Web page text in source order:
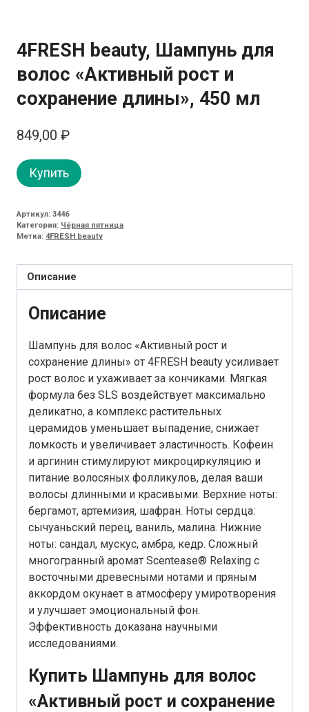
4FRESH beauty, Шампунь для
волос «Активный рост и
сохранение длины», 450 мл
849,00 ₽
Купить
Артикул: 3446
Категория: Чёрная пятница
Метка: 4FRESH beauty
Описание
Описание
Шампунь для волос «Активный рост и
сохранение длины» от 4FRESH beauty усиливает
рост волос и ухаживает за кончиками. Мягкая
формула без SLS воздействует максимально
деликатно, а комплекс растительных
церамидов уменьшает выпадение, снижает
ломкость и увеличивает эластичность. Кофеин
и аргинин стимулируют микроциркуляцию и
питание волосяных фолликулов, делая ваши
волосы длинными и красивыми. Верхние ноты:
бергамот, артемизия, шафран. Ноты сердца:
сычуаньский перец, ваниль, малина. Нижние
ноты: сандал, мускус, амбра, кедр. Сложный
многогранный аромат Scentease® Relaxing с
восточными древесными нотами и пряным
аккордом окунает в атмосферу умиротворения
и улучшает эмоциональный фон.
Эффективность доказана научными
исследованиями.
Купить Шампунь для волос
«Активный рост и сохранение